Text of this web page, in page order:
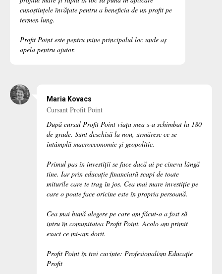
cunoștințele învățate pentru a beneficia de un profit pe
termen lung.
Profit Point este pentru mine principalul loc unde aș
apela pentru ajutor.
Maria Kovacs
Cursant Profit Point
După cursul Profit Point viața mea s-a schimbat la 180
de grade. Sunt deschisă la nou, urmăresc ce se
întâmplă macroeconomic și geopolitic.
Primul pas în investiții se face dacă ai pe cineva lângă
tine. Iar prin educație financiară scapi de toate
miturile care te trag în jos. Cea mai mare investiție pe
care o poate face oricine este în propria persoană.
Cea mai bună alegere pe care am făcut-o a fost să
intru în comunitatea Profit Point. Acolo am primit
exact ce mi-am dorit.
Profit Point în trei cuvinte: Profesionalism Educație
Profit